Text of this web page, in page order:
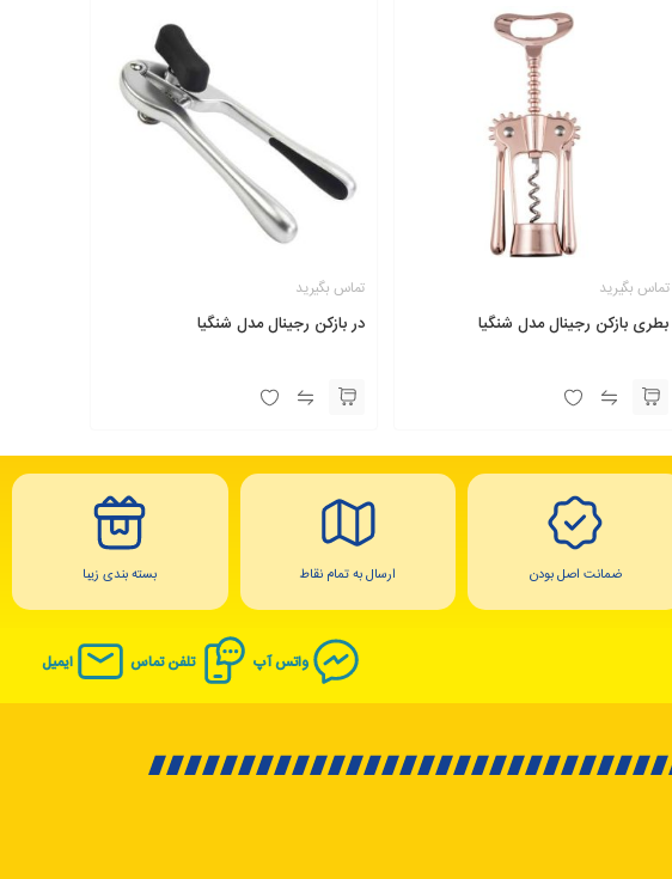
تماس بگیرید
بطری بازکن رجینال مدل شنگیا
تماس بگیرید
در بازکن رجینال مدل شنگیا
ضمانت اصل بودن ارسال به تمام نقاط بسته بندی زیبا
واتس آپ تلفن تماس ایمیل